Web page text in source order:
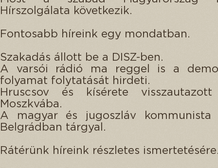
Hírszolgálata következik.
Fontosabb híreink egy mondatban.
Szakadás állott be a DISZ-ben.
A varsói rádió ma reggel is a
folyamat folytatását hirdeti.
Hruscsov és kísérete visszautazott
Moszkvába.
A magyar és jugoszláv kommunista
Belgrádban tárgyal.
Rátérünk híreink részletes